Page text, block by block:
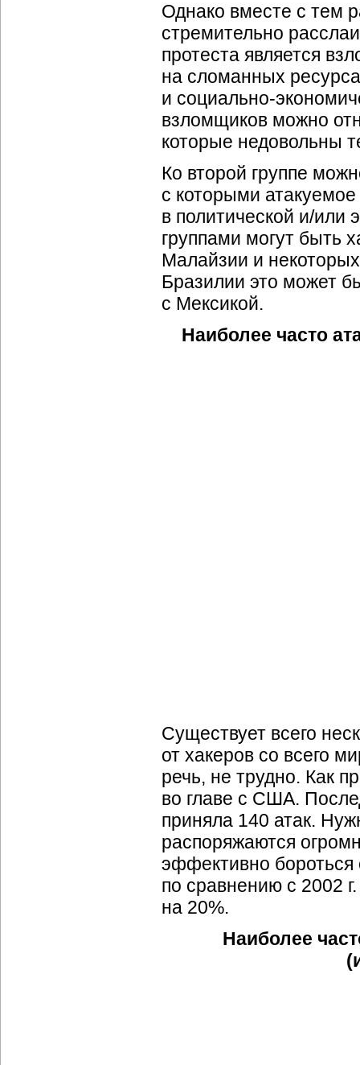
Однако вместе с тем
стремительно
протеста является
на сломанных
и социально-
взломщиков можно
которые недовольны
Ко второй группе
с которыми атакуемое
в политической и/
группами могут быть
Малайзии и
Бразилии это может
с Мексикой.
Наиболее часто
Существует всего
от хакеров со всего
речь, не трудно. Как
во главе с США.
приняла 140 атак.
распоряжаются
эффективно
по сравнению с 2002
на 20%.
Наиболее